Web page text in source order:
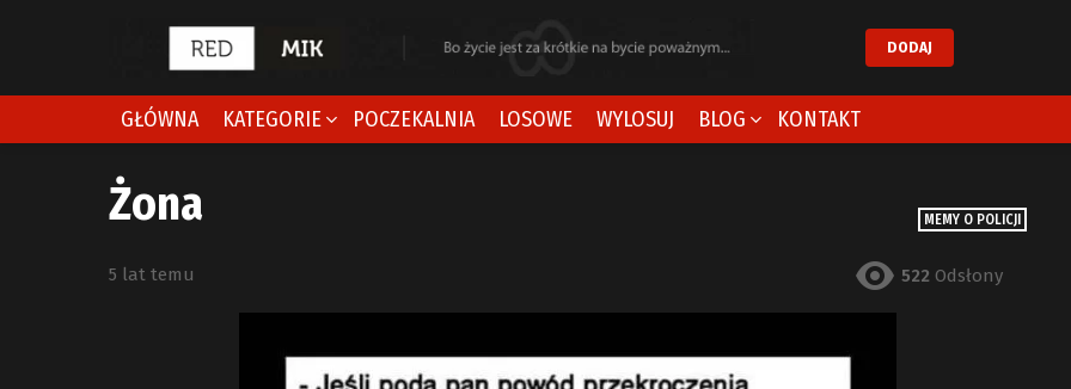
DODAJ
GŁÓWNA KATEGORIE POCZEKALNIA LOSOWE WYLOSUJ BLOG KONTAKT
MEMY O POLICJI
Żona
5 lat temu 522 Odsłony